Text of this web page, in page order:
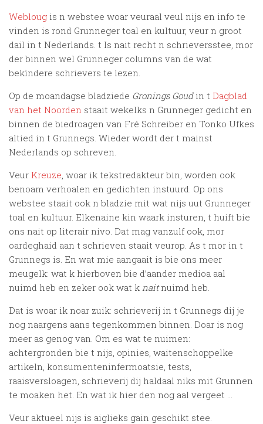
Webloug is n webstee woar veuraal veul nijs en info te
vinden is rond Grunneger toal en kultuur, veur n groot
dail in t Nederlands. t Is nait recht n schrieversstee, mor
der binnen wel Grunneger columns van de wat
bekìndere schrievers te lezen.
Op de moandagse bladziede Gronings Goudin t Dagblad
van het Noorden staait wekelks n Grunneger gedicht en
binnen de biedroagen van Fré Schreiber en Tonko Ufkes
altied in t Grunnegs. Wieder wordt der t mainst
Nederlands op schreven.
Veur Kreuze, woar ik tekstredakteur bin, worden ook
benoam verhoalen en gedichten instuurd. Op ons
webstee staait ook n bladzie mit wat nijs uut Grunneger
toal en kultuur. Elkenaine kin waark insturen, t huift bie
ons nait op literair nivo. Dat mag vanzulf ook, mor
oardeghaid aan t schrieven staait veurop. As t mor in t
Grunnegs is. En wat mie aangaait is bie ons meer
meugelk: wat k hierboven bie d’aander medioa aal
nuimd heb en zeker ook wat k naitnuimd heb.
Dat is woar ik noar zuik: schrieverij in t Grunnegs dij je
nog naargens aans tegenkommen binnen. Doar is nog
meer as genog van. Om es wat te nuimen:
achtergronden bie t nijs, opinies, waitenschoppelke
artikeln, konsumenteninfermoatsie, tests,
raaisversloagen, schrieverij dij haldaal niks mit Grunnen
te moaken het. En wat ik hier den nog aal vergeet …
Veur aktueel nijs is aiglieks gain geschikt stee.